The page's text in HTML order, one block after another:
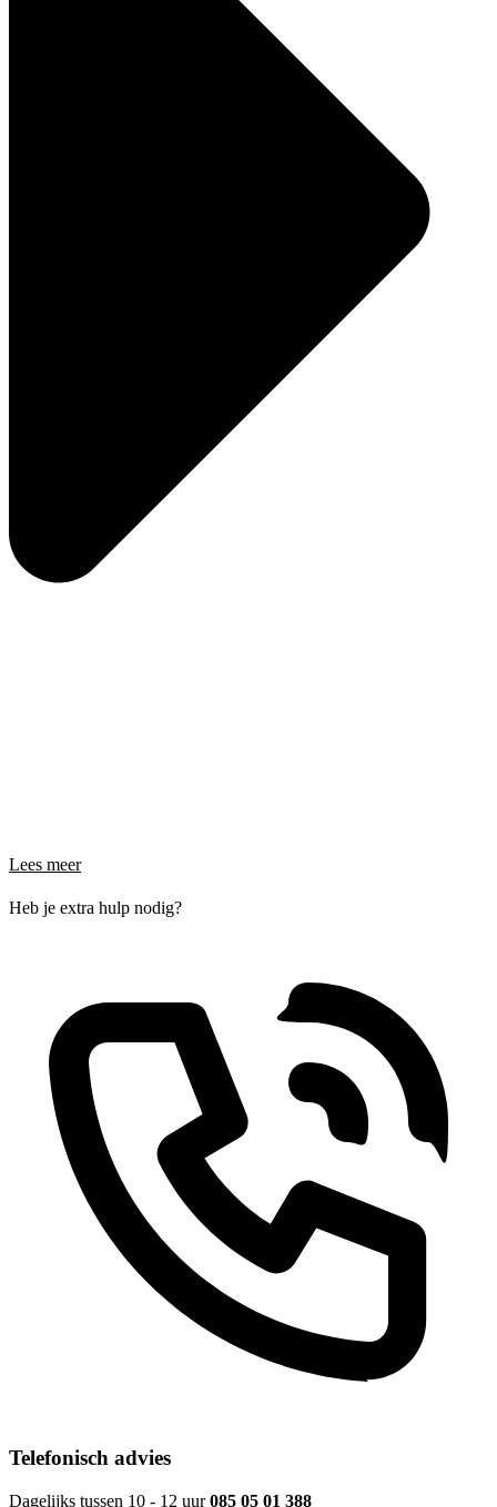
Lees meer
Heb je extra hulp nodig?
Telefonisch advies
Dagelijks tussen 10 - 12 uur085 05 01 388